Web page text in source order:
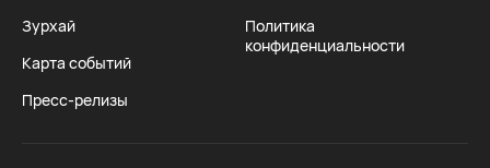
Зурхай
Карта событий
Пресс-релизы
Политика
конфиденциальности